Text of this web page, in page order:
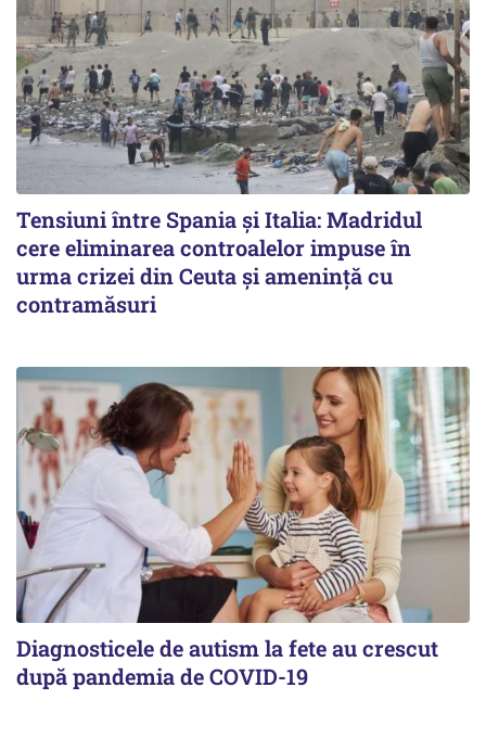
Tensiuni între Spania și Italia: Madridul
cere eliminarea controalelor impuse în
urma crizei din Ceuta și amenință cu
contramăsuri
Diagnosticele de autism la fete au crescut
după pandemia de COVID-19